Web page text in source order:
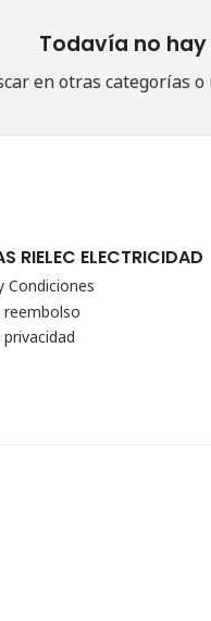
Todavía no
en otras categorías
RIELEC ELECTRICIDAD
Condiciones
reembolso